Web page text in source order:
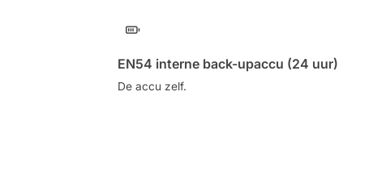
EN54 interne back-upaccu (24 uur)
De accu zelf.